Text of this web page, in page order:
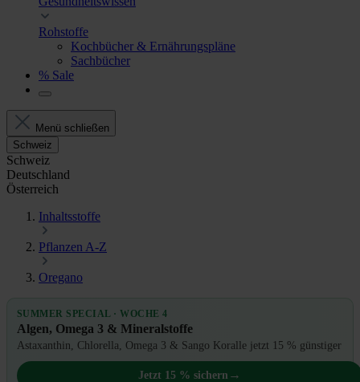
Rohstoffe
Kochbücher & Ernährungspläne
Sachbücher
% Sale
Menü schließen
Schweiz
Schweiz
Deutschland
Österreich
Inhaltsstoffe
Pflanzen A-Z
Oregano
SUMMER SPECIAL · WOCHE 4
Algen, Omega 3 & Mineralstoffe
Astaxanthin, Chlorella, Omega 3 & Sango Koralle jetzt 15 % günstiger
Jetzt 15 % sichern →